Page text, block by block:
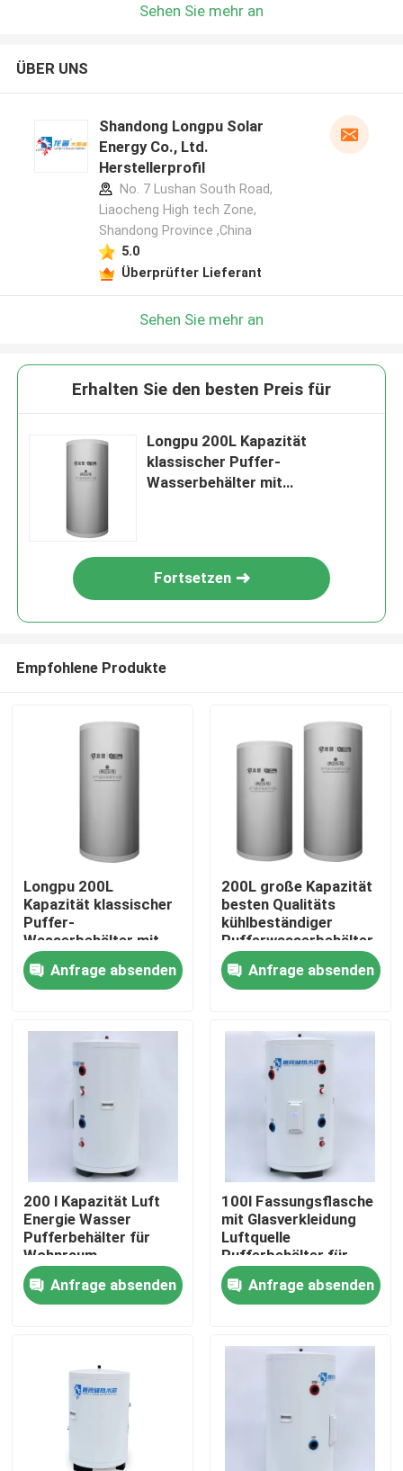
Zu Hause
Videos
Über uns
Werksbesichtigung
Qualitätskontrolle
Kontakt mit uns
Rechtssachen
Solarthermischer Kocher
Sehen Sie mehr an
ÜBER UNS
Shandong Longpu Solar
Energy Co., Ltd.
Herstellerprofil
No. 7 Lushan South Road,
Liaocheng High tech Zone,
Shandong Province ,China
5.0
Überprüfter Lieferant
Sehen Sie mehr an
Erhalten Sie den besten Preis für
Longpu 200L Kapazität
klassischer Puffer-
Wasserbehälter mit
Fortsetzen
Empfohlene Produkte
Longpu 200L
Kapazität klassischer
Puffer-
Wasserbehälter mit
Schalenspezifischen
Stahlplatte
maßgeschneidert auf
Außennutzung
Anfrage absenden
200L große Kapazität
besten Qualitäts
kühlbeständiger
Pufferwasserbehälter
für Heizung
Anfrage absenden
200 l Kapazität Luft
Energie Wasser
Pufferbehälter für
Wohnraum
Anfrage absenden
100l Fassungsflasche
mit Glasverkleidung
Luftquelle
Pufferbehälter für
Warmwasser und
Heizung zu Hause
Anfrage absenden